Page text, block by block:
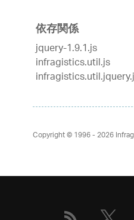
依存関係
jquery-1.9.1.js
infragistics.util.js
Copyright © 1996 - 2026